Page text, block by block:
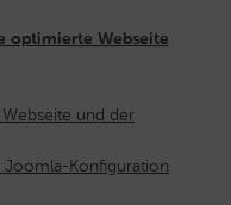
optimierte Webseite
und der
Joomla-Konfiguration